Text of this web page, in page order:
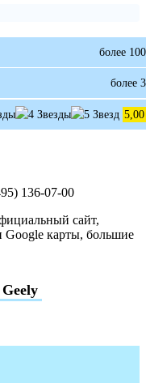
более 100
более 3
5,00
136-07-00
сайт,
Google карты, большие